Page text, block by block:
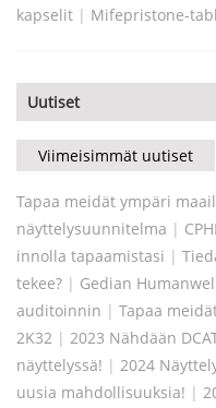
kapselit | Mifepristone-
Uutiset
Viimeisimmät uutiset
Tapaa meidät ympäri
näyttelysuunnitelma |
innolla tapaamistasi |
tekee? | Gedian
auditoinnin | Tapaa
2K32 | 2023 Nähdään
näyttelyssä! | 2024
uusia mahdollisuuksia! |